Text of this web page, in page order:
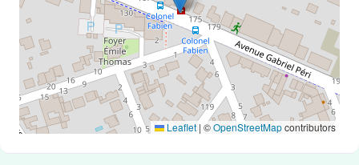
Leaflet | ©OpenStreetMapcontributors